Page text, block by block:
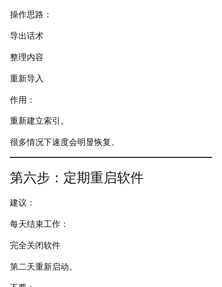
操作思路：
导出话术
整理内容
重新导入
作用：
重新建立索引。
很多情况下速度会明显恢复。
第六步：定期重启软件
建议：
每天结束工作：
完全关闭软件
第二天重新启动。